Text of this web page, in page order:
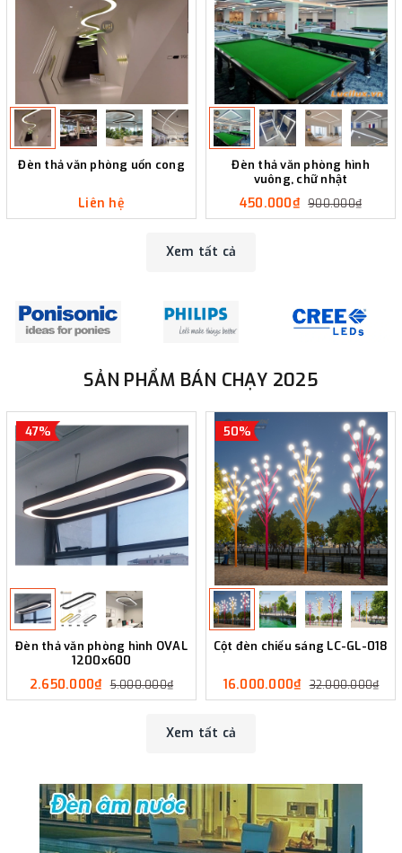
Đèn thả văn phòng uốn cong
Liên hệ
Đèn thả văn phòng hình
vuông, chữ nhật
450.000₫ 900.000₫
Xem tất cả
SẢN PHẨM BÁN CHẠY 2025
47%
Đèn thả văn phòng hình OVAL
1200x600
2.650.000₫ 5.000.000₫
50%
Cột đèn chiếu sáng LC-GL-018
16.000.000₫ 32.000.000₫
Xem tất cả